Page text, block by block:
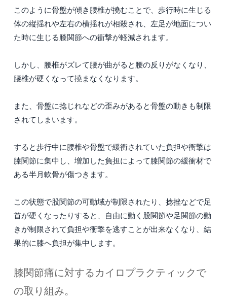
このように骨盤が傾き腰椎が撓むことで、歩行時に生じる
体の縦揺れや左右の横揺れが相殺され、左足が地面につい
た時に生じる膝関節への衝撃が軽減されます。
しかし、腰椎がズレて腰が曲がると腰の反りがなくなり、
腰椎が硬くなって撓まなくなります。
また、骨盤に捻じれなどの歪みがあると骨盤の動きも制限
されてしまいます。
すると歩行中に腰椎や骨盤で緩衝されていた負担や衝撃は
膝関節に集中し、増加した負担によって膝関節の緩衝材で
ある半月軟骨が傷つきます。
この状態で股関節の可動域が制限されたり、捻挫などで足
首が硬くなったりすると、自由に動く股関節や足関節の動
きが制限されて負担や衝撃を逃すことが出来なくなり、結
果的に膝へ負担が集中します。
膝関節痛に対するカイロプラクティックで
の取り組み。